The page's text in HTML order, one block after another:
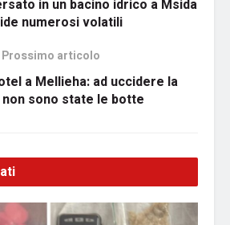
in un bacino idrico a Msida
numerosi volatili
Prossimo articolo
a Mellieha: ad uccidere la
sono state le botte